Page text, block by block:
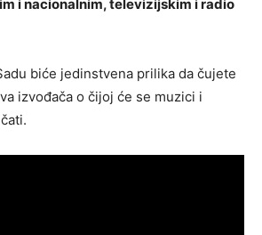
i nacionalnim, televizijskim i radio
biće jedinstvena prilika da čujete
izvođača o čijoj će se muzici i